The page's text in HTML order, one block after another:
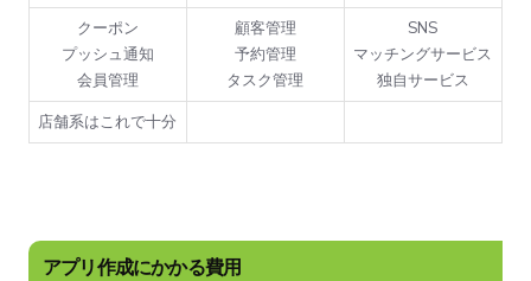
クーポン
プッシュ通知
会員管理
顧客管理
予約管理
タスク管理
SNS
マッチングサービス
独自サービス
店舗系はこれで十分
アプリ作成にかかる費用